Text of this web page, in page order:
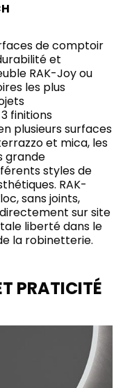
de comptoir
et
RAK-Joy ou
les plus
finitions
plusieurs surfaces
et mica, les
grande
styles de
RAK-
sans joints,
sur site
liberté dans le
la robinetterie.
PRATICITÉ